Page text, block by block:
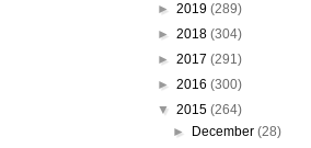
► 2019 (289)
► 2018 (304)
► 2017 (291)
► 2016 (300)
▼ 2015 (264)
►
December (28)